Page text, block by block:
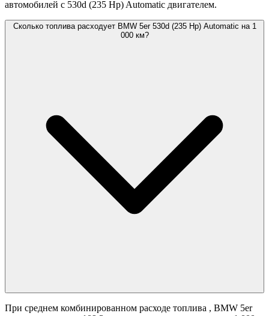
автомобилей с 530d (235 Hp) Automatic двигателем.
Сколько топлива расходует BMW 5er 530d (235 Hp) Automatic на 1
000 км?
При среднем комбинированном расходе топлива , BMW 5er